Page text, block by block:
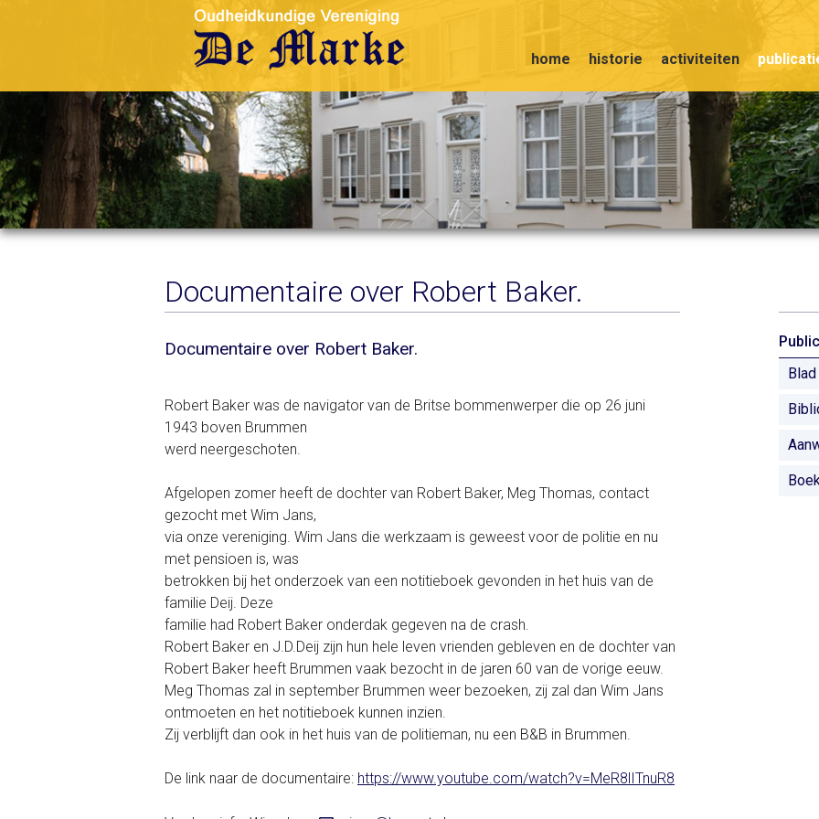
home historie activiteiten
Documentaire over Robert Baker.
Documentaire over Robert Baker.
Robert Baker was de navigator van de Britse bommenwerper die op 26 juni
1943 boven Brummen
werd neergeschoten.
Afgelopen zomer heeft de dochter van Robert Baker, Meg Thomas, contact
gezocht met Wim Jans,
via onze vereniging. Wim Jans die werkzaam is geweest voor de politie en nu
met pensioen is, was
betrokken bij het onderzoek van een notitieboek gevonden in het huis van de
familie Deij. Deze
familie had Robert Baker onderdak gegeven na de crash.
Robert Baker en J.D.Deij zijn hun hele leven vrienden gebleven en de dochter van
Robert Baker heeft Brummen vaak bezocht in de jaren 60 van de vorige eeuw.
Meg Thomas zal in september Brummen weer bezoeken, zij zal dan Wim Jans
ontmoeten en het notitieboek kunnen inzien.
Zij verblijft dan ook in het huis van de politieman, nu een B&B in Brummen.
De link naar de documentaire: https://www.youtube.com/watch?v=MeR8lITnuR8
Blad